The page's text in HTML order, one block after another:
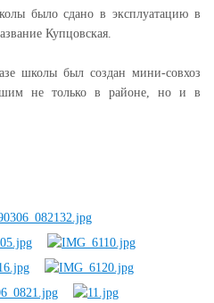
было сдано в эксплуатацию в
Купцовская.
школы был создан мини-совхоз
не только в районе, но и в